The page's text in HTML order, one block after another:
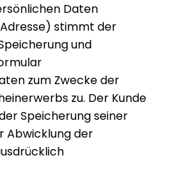
Daten
stimmt der
und
zum Zwecke der
zu. Der Kunde
Speicherung seiner
Abwicklung der